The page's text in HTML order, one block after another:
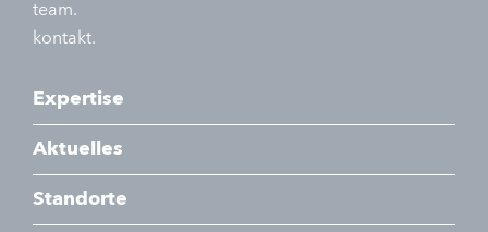
team.
kontakt.
Expertise
Aktuelles
Standorte